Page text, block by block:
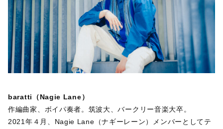
baratti（Nagie Lane）
作編曲家、ボイパ奏者。筑波大、バークリー音楽大卒。
2021年４月、Nagie Lane（ナギーレーン）メンバーとしてテ